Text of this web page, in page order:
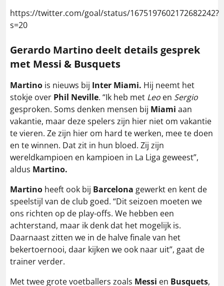
https://twitter.com/goal/status/1675197602172682242?
s=20
Gerardo Martino deelt details gesprek
met Messi & Busquets
Martino is nieuws bij Inter Miami. Hij neemt het
stokje over Phil Neville. “Ik heb met Leo en Sergio
gesproken. Soms denken mensen bij Miami aan
vakantie, maar deze spelers zijn hier niet om vakantie
te vieren. Ze zijn hier om hard te werken, mee te doen
en te winnen. Dat zit in hun bloed. Zij zijn
wereldkampioen en kampioen in La Liga geweest”,
aldus Martino.
Martino heeft ook bij Barcelona gewerkt en kent de
speelstijl van de club goed. “Dit seizoen moeten we
ons richten op de play-offs. We hebben een
achterstand, maar ik denk dat het mogelijk is.
Daarnaast zitten we in de halve finale van het
bekertoernooi, daar kijken we ook naar uit”, gaat de
trainer verder.
Met twee grote voetballers zoals Messi en Busquets,